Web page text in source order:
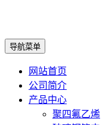
导航菜单
网站首页
公司简介
产品中心
聚四氟乙烯